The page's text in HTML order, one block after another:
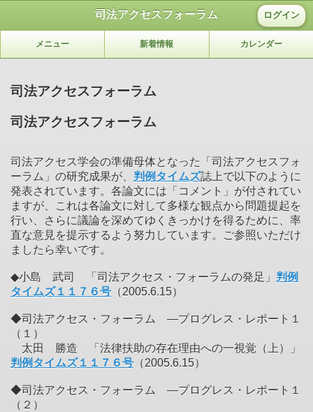
司法アクセスフォーラム ログイン
メニュー 新着情報 カレンダー
司法アクセスフォーラム
司法アクセスフォーラム
司法アクセス学会の準備母体となった「司法アクセスフォ
ーラム」の研究成果が、 判例タイムズ誌上で以下のように
発表されています。各論文には「コメント」が付されてい
ますが、これは各論文に対して多様な観点から問題提起を
行い、さらに議論を深めてゆくきっかけを得るために、率
直な意見を提示するよう努力しています。ご参照いただけ
ましたら幸いです。
◆小島 武司 「司法アクセス・フォーラムの発足」 判例
タイムズ１１７６号 （2005.6.15）
◆司法アクセス・フォーラム ―プログレス・レポート１
（１）
太田 勝造 「法律扶助の存在理由への一視覚（上）」
判例タイムズ１１７６号 （2005.6.15）
◆司法アクセス・フォーラム ―プログレス・レポート１
（２）